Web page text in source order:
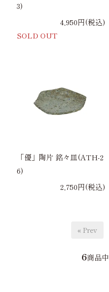
3)
4,950円(税込)
SOLD OUT
「優」陶片 銘々皿(ATH-2
6)
2,750円(税込)
« Prev
6商品中